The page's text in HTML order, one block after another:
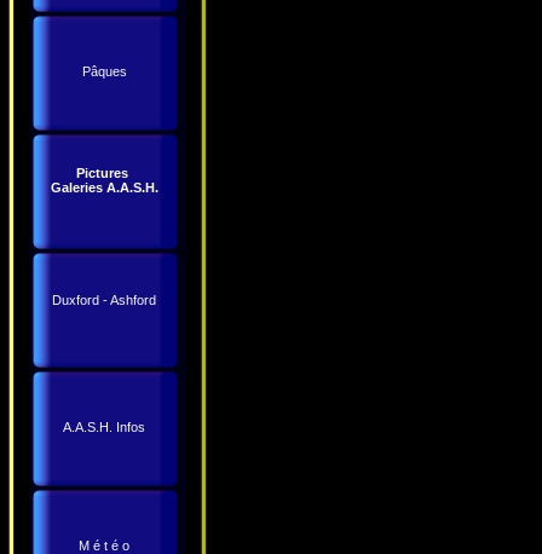
Pâques
Pictures
Galeries A.A.S.H.
Duxford - Ashford
A.A.S.H. Infos
M é t é o